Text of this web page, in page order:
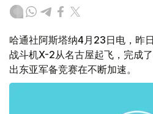
哈通社阿斯塔纳4月23日电，昨
战斗机X-2从名古屋起飞，完成
出东亚军备竞赛在不断加速。